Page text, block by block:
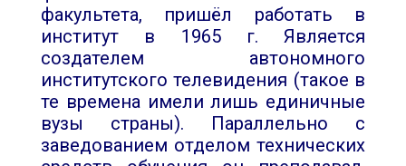
факультета, пришёл работать в
институт в 1965 г. Является
создателем автономного
институтского телевидения (такое в
те времена имели лишь единичные
вузы страны). Параллельно с
заведованием отделом технических